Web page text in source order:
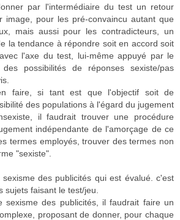
par l'intermédiaire du test un retour
image, pour les pré-convaincu autant que
mais aussi pour les contradicteurs, un
la tendance à répondre soit en accord soit
l'axe du test, lui-même appuyé par le
possibilités de réponses sexiste/pas
faire, si tant est que l'objectif soit de
des populations à l'égard du jugement
il faudrait trouver une procédure
indépendante de l'amorçage de ce
termes employés, trouver des termes non
"sexiste".
des publicités qui est évalué. c'est
sujets faisant le test/jeu.
sexisme des publicités, il faudrait faire un
proposant de donner, pour chaque